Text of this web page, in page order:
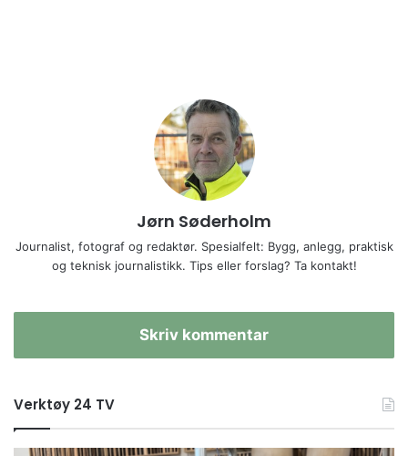
Jørn Søderholm
Journalist, fotograf og redaktør. Spesialfelt: Bygg, anlegg, praktisk
og teknisk journalistikk. Tips eller forslag? Ta kontakt!
Skriv kommentar
Verktøy 24 TV